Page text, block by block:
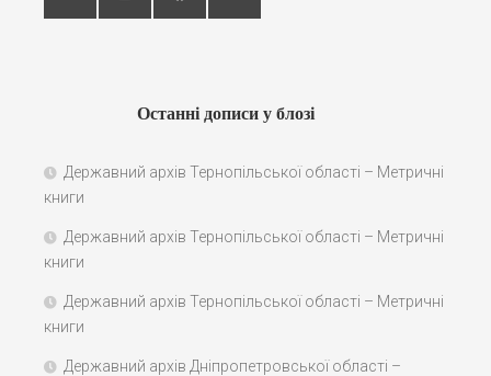
Останні дописи у блозі
Державний архів Тернопільської області – Метричні
книги
Державний архів Тернопільської області – Метричні
книги
Державний архів Тернопільської області – Метричні
книги
Державний архів Дніпропетровської області –